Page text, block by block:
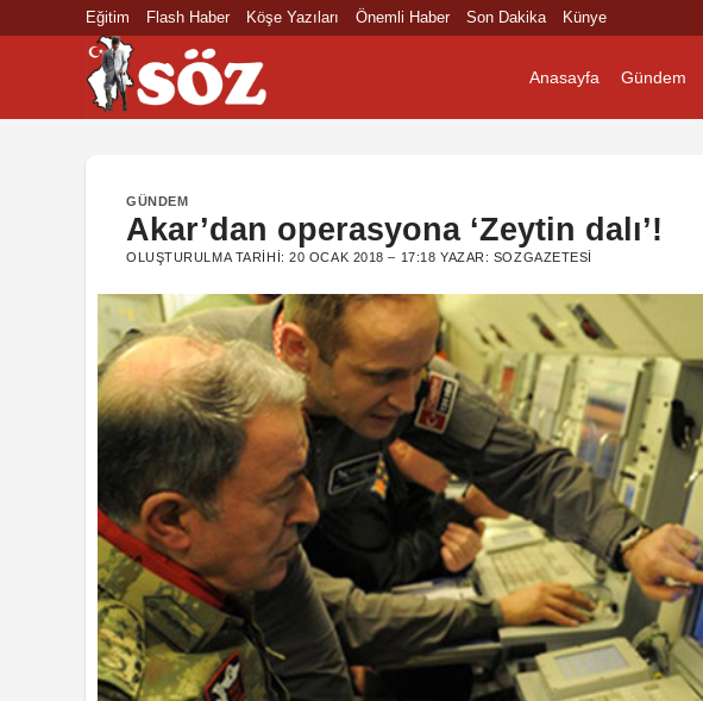
Eğitim Flash Haber Köşe Yazıları Önemli Haber Son Dakika Künye
Anasayfa Gündem
GÜNDEM
Akar’dan operasyona ‘Zeytin dalı’!
OLUŞTURULMA TARIHI:20 OCAK 2018 – 17:18 YAZAR: SOZGAZETESI